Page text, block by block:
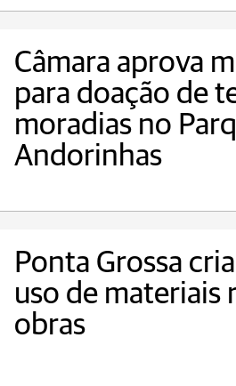
Câmara aprova
para doação de
moradias no
Andorinhas
Ponta Grossa
uso de materiais
obras